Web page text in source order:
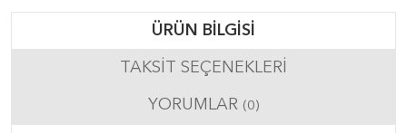
ÜRÜN BILGISI
TAKSIT SEÇENEKLERI
YORUMLAR (0)